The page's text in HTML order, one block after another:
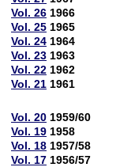
Vol. 26 1966
Vol. 25 1965
Vol. 24 1964
Vol. 23 1963
Vol. 22 1962
Vol. 21 1961
Vol. 20 1959/60
Vol. 19 1958
Vol. 18 1957/58
Vol. 17 1956/57